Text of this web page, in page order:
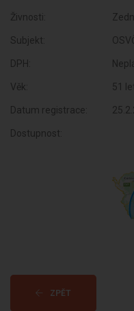
Živnosti:
Subjekt:
DPH:
Věk: 51
Datum registrace:
Dostupnost:
ZPĚT